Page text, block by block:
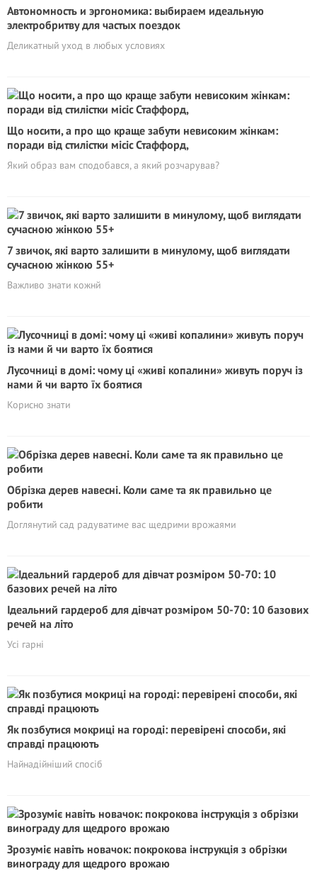
Автономность и эргономика: выбираем идеальную
электробритву для частых поездок
Деликатный уход в любых условиях
Що носити, а про що краще забути невисоким жінкам:
поради від стилістки місіс Стаффорд,
Який образ вам сподобався, а який розчарував?
7 звичок, які варто залишити в минулому, щоб виглядати
сучасною жінкою 55+
Важливо знати кожнй
Лусочниці в домі: чому ці «живі копалини» живуть поруч із
нами й чи варто їх боятися
Корисно знати
Обрізка дерев навесні. Коли саме та як правильно це
робити
Доглянутий сад радуватиме вас щедрими врожаями
Ідеальний гардероб для дівчат розміром 50-70: 10 базових
речей на літо
Усі гарні
Як позбутися мокриці на городі: перевірені способи, які
справді працюють
Найнадійніший спосіб
Зрозуміє навіть новачок: покрокова інструкція з обрізки
винограду для щедрого врожаю